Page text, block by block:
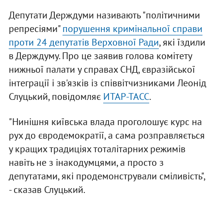
Депутати Держдуми називають "політичними
репресіями"порушення кримінальної справи
проти 24 депутатів Верховної Ради, які їздили
в Держдуму. Про це заявив голова комітету
нижньої палати у справах СНД, євразійської
інтеграції і зв'язків із співвітчизниками Леонід
Слуцький, повідомляє ИТАР-ТАСС.
"Нинішня київська влада проголошує курс на
рух до євродемократії, а сама розправляється
у кращих традиціях тоталітарних режимів
навіть не з інакодумцями, а просто з
депутатами, які продемонстрували сміливість",
- сказав Слуцький.